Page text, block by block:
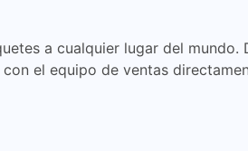
a cualquier lugar del
el equipo de ventas